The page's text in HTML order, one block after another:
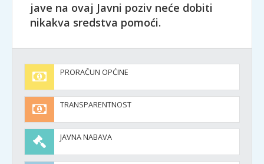
jave na ovaj Javni poziv neće dobiti
nikakva sredstva pomoći.
PRORAČUN OPĆINE
TRANSPARENTNOST
JAVNA NABAVA